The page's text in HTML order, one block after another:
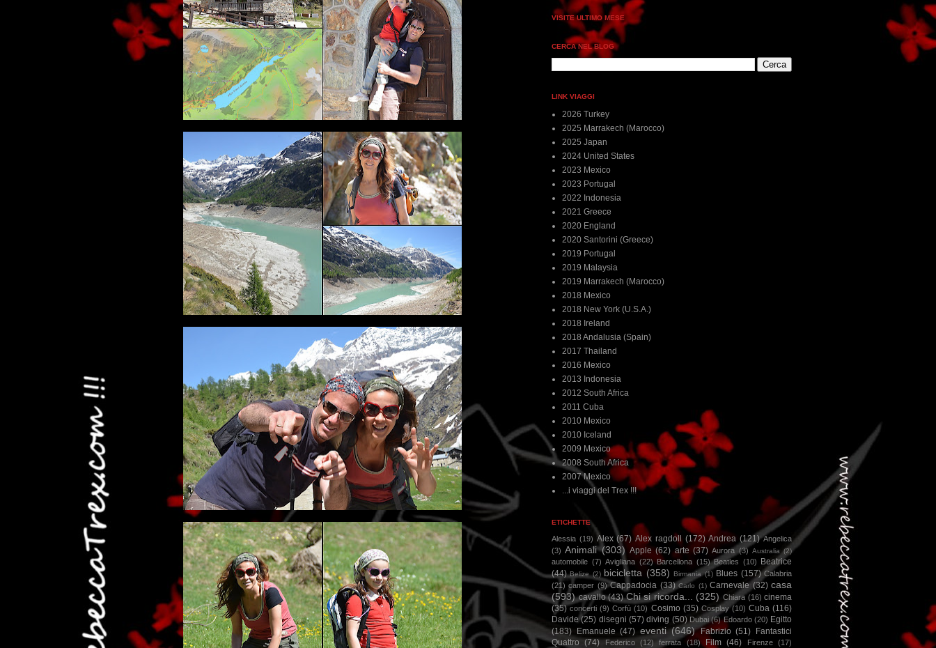
VISITE ULTIMO MESE
CERCA NEL BLOG
LINK VIAGGI
2026 Turkey
2025 Marrakech (Marocco)
2025 Japan
2024 United States
2023 Mexico
2023 Portugal
2022 Indonesia
2021 Greece
2020 England
2020 Santorini (Greece)
2019 Portugal
2019 Malaysia
2019 Marrakech (Marocco)
2018 Mexico
2018 New York (U.S.A.)
2018 Ireland
2018 Andalusia (Spain)
2017 Thailand
2016 Mexico
2013 Indonesia
2012 South Africa
2011 Cuba
2010 Mexico
2010 Iceland
2009 Mexico
2008 South Africa
2007 Mexico
...i viaggi del Trex !!!
ETICHETTE
Alessia (19) Alex (67) Alex ragdoll (172) Andrea (121) Angelica
(3) Animali (303) Apple (62) arte (37) Aurora (3) Australia (2)
automobile (7) Avigliana (22) Barcellona (15) Beatles (10)
Beatrice
(44) Belize (2) bicicletta (358) Birmania (1) Blues (157) Calabria
(21) camper (9) Cappadocia (33) Carlo (1) Carnevale (32) casa
(593) cavallo (43) Chi si ricorda... (325) Chiara (16) cinema
(35) concerti (9) Corfù (10) Cosimo (35) Cosplay (10) Cuba (116)
Davide (25) disegni (57) diving (50) Dubai (6) Edoardo (20) Egitto
(183)
Emanuele (47) eventi (646) Fabrizio (51)
Fantastici
Quattro (74) Federico (12) ferrata (18) Film (46) Firenze (17)